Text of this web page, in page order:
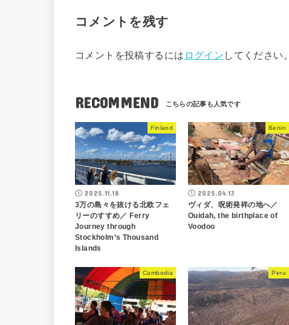
コメントを残す
コメントを投稿するには ログイン してください。
RECOMMEND
Finland
2025.11.18
3万の島々を抜ける北欧フェ
リーのすすめ／ Ferry
Journey through
Stockholm’s Thousand
Islands
Benin
2025.04.13
ヴィダ、呪術発祥の地へ／
Ouidah, the birthplace of
Voodoo
Cambodia Peru